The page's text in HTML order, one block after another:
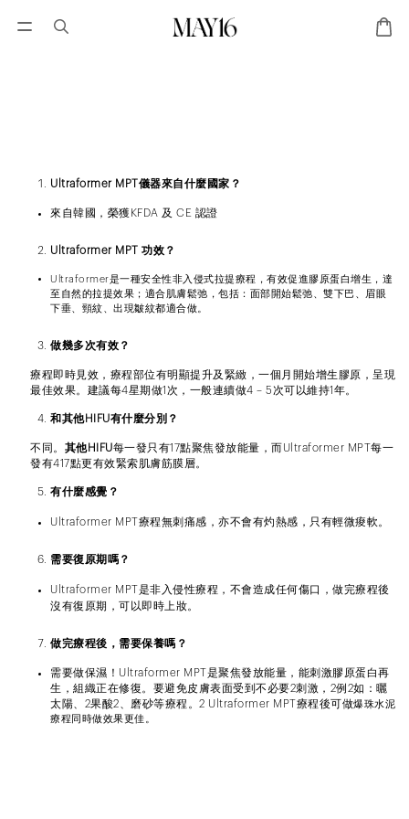
Ultraformer MPT儀器來自什麼國家？
來自韓國，榮獲 KFDA 及 CE 認證
Ultraformer MPT 功效？
Ultraformer是一種安全性非入侵式拉提療程，有效促進膠原蛋白增生，達
至自然的拉提效果；適合肌膚鬆弛，包括：面部開始鬆弛、雙下巴、眉眼
下垂、頸紋、出現皺紋都適合做。
做幾多次有效？
療程即時見效，療程部位有明顯提升及緊緻，一個月開始增生膠原，呈現
最佳效果。建議每4星期做1 次，一般連續做4 – 5 次可以維持1年。
和其他HIFU有什麼分別？
不同。 其他HIFU每一發只有17點聚焦發放能量，而 Ultraformer MPT每一
發有417點更有效緊索肌膚筋膜層。
有什麼感覺？
Ultraformer MPT療程無刺痛感，亦不會有灼熱感，只有輕微痠軟。
需要復原期嗎？
Ultraformer MPT是非入侵性療程，不會造成任何傷口， 做完療程後
沒有復原期，可以即時上妝。
做完療程後，需要保養嗎？
需要做保濕！ Ultraformer MPT是聚焦發放能量，能刺激膠原蛋白再
生，組織正在修復。要避免皮膚表面受到不必要2刺激， 2例 2如：曬
太陽、 2果酸2 、磨砂等療程。 2 Ultraformer MPT療程後可做爆珠水泥
療程同時做效果更佳。